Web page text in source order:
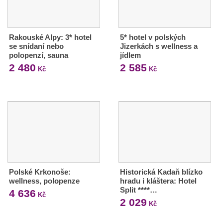
Rakouské Alpy: 3* hotel
se snídaní nebo
polopenzí, sauna
2 480 Kč
5* hotel v polských
Jizerkách s wellness a
jídlem
2 585 Kč
Polské Krkonoše:
wellness, polopenze
4 636 Kč
Historická Kadaň blízko
hradu i kláštera: Hotel
Split ****…
2 029 Kč